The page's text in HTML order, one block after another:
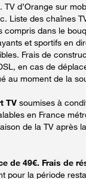
d’Orange sur
Liste des chaînes
compris dans le
et sportifs en
Frais de
en cas de
au moment de la
TV soumises à
en France
de la TV après
de 49€. Frais de
pour la période